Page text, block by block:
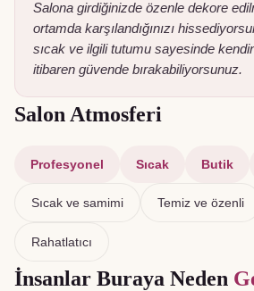
Salona girdiğinizde özenle dekore
ortamda karşılandığınızı
sıcak ve ilgili tutumu sayesinde
itibaren güvende bırakabiliyorsunuz.
Salon Atmosferi
Profesyonel Sıcak Butik
Sıcak ve samimi Temiz ve özenli
Rahatlatıcı
İnsanlar Buraya Neden